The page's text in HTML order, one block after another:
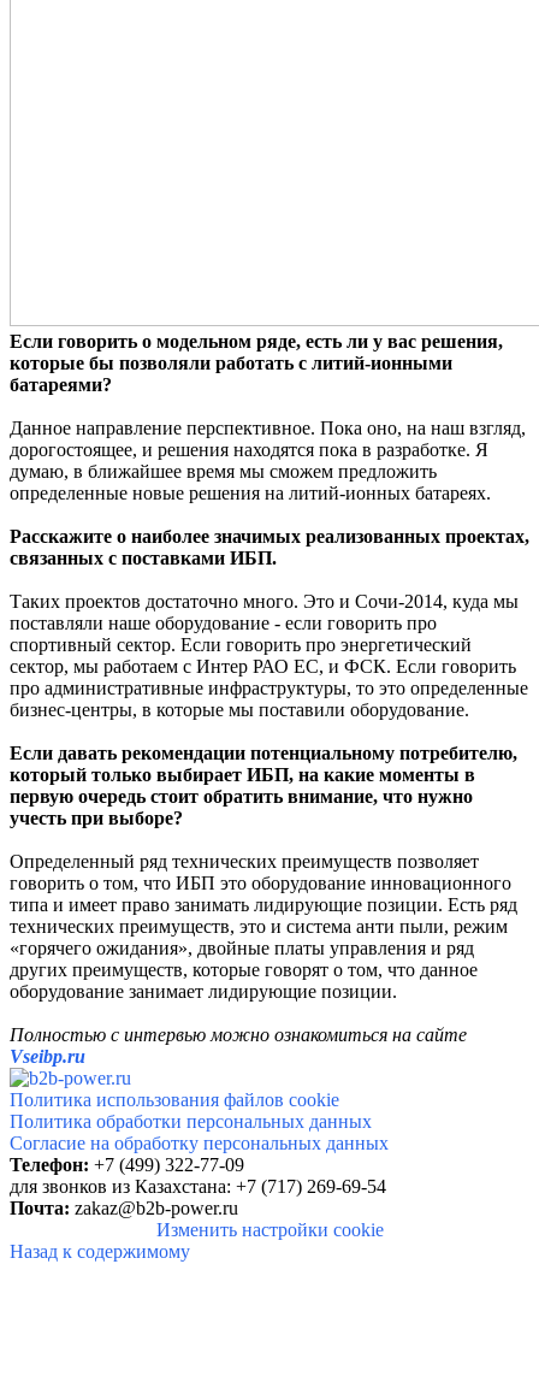
Если говорить о модельном ряде, есть ли у вас решения,
которые бы позволяли работать с литий-ионными
батареями?
Данное направление перспективное. Пока оно, на наш взгляд,
дорогостоящее, и решения находятся пока в разработке. Я
думаю, в ближайшее время мы сможем предложить
определенные новые решения на литий-ионных батареях.
Расскажите о наиболее значимых реализованных проектах,
связанных с поставками ИБП.
Таких проектов достаточно много. Это и Сочи-2014, куда мы
поставляли наше оборудование - если говорить про
спортивный сектор. Если говорить про энергетический
сектор, мы работаем с Интер РАО ЕС, и ФСК. Если говорить
про административные инфраструктуры, то это определенные
бизнес-центры, в которые мы поставили оборудование.
Если давать рекомендации потенциальному потребителю,
который только выбирает ИБП, на какие моменты в
первую очередь стоит обратить внимание, что нужно
учесть при выборе?
Определенный ряд технических преимуществ позволяет
говорить о том, что ИБП это оборудование инновационного
типа и имеет право занимать лидирующие позиции. Есть ряд
технических преимуществ, это и система анти пыли, режим
«горячего ожидания», двойные платы управления и ряд
других преимуществ, которые говорят о том, что данное
оборудование занимает лидирующие позиции.
Полностью с интервью можно ознакомиться на сайте
Vseibp.ru
Политика использования файлов cookie
Политика обработки персональных данных
Согласие на обработку персональных данных
Телефон: +7 (499) 322-77-09
для звонков из Казахстана: +7 (717) 269-69-54
Почта: zakaz@b2b-power.ru
Изменить настройки cookie
Назад к содержимому